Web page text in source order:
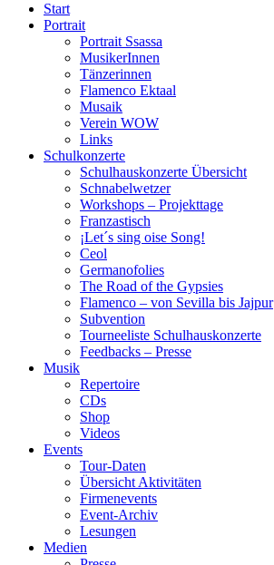
Start
Portrait
Portrait Ssassa
MusikerInnen
Tänzerinnen
Flamenco Ektaal
Musaik
Verein WOW
Links
Schulkonzerte
Schulhauskonzerte Übersicht
Schnabelwetzer
Workshops – Projekttage
Franzastisch
¡Let´s sing oise Song!
Ceol
Germanofolies
The Road of the Gypsies
Flamenco – von Sevilla bis Jajpur
Subvention
Tourneeliste Schulhauskonzerte
Feedbacks – Presse
Musik
Repertoire
CDs
Shop
Videos
Events
Tour-Daten
Übersicht Aktivitäten
Firmenevents
Event-Archiv
Lesungen
Medien